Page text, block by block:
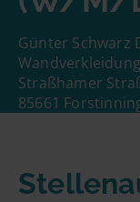
Günter Schwarz
Straßhamer
85661
Namen und
Name